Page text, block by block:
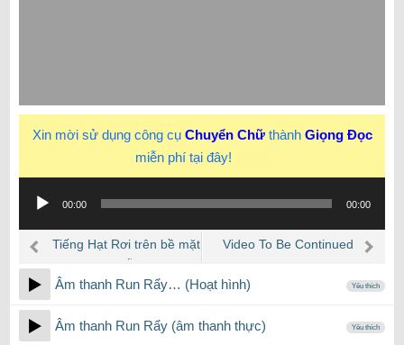
Xin mời sử dụng công cụ Chuyển Chữthành Giọng Đọc
miễn phí tại đây!
phát
âm
thanh
00:00 00:00
Tiếng Hạt Rơi trên bề mặt
Video To Be Continued
Âm thanh Run Rẩy… (Hoạt hình) Yêu thích
Âm thanh Run Rẩy (âm thanh thực) Yêu thích